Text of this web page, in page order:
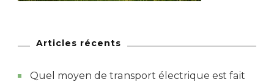
Articles récents
Quel moyen de transport électrique est fait